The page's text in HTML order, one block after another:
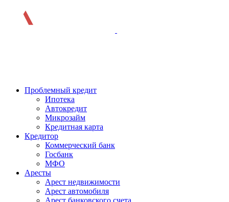
Проблемный кредит
Ипотека
Автокредит
Микрозайм
Кредитная карта
Кредитор
Коммерческий банк
Госбанк
МФО
Аресты
Арест недвижимости
Арест автомобиля
Арест банковского счета